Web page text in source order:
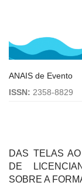
ANAIS de Evento
ISSN: 2358-8829
DAS TELAS
DE
SOBRE A